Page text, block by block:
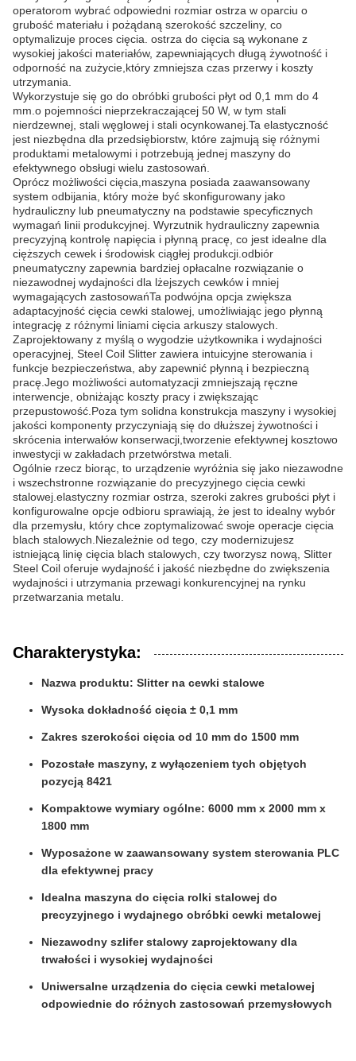
operatorom wybrać odpowiedni rozmiar ostrza w oparciu o
grubość materiału i pożądaną szerokość szczeliny, co
optymalizuje proces cięcia. ostrza do cięcia są wykonane z
wysokiej jakości materiałów, zapewniających długą żywotność i
odporność na zużycie,który zmniejsza czas przerwy i koszty
utrzymania.
Wykorzystuje się go do obróbki grubości płyt od 0,1 mm do 4
mm.o pojemności nieprzekraczającej 50 W, w tym stali
nierdzewnej, stali węglowej i stali ocynkowanej.Ta elastyczność
jest niezbędna dla przedsiębiorstw, które zajmują się różnymi
produktami metalowymi i potrzebują jednej maszyny do
efektywnego obsługi wielu zastosowań.
Oprócz możliwości cięcia,maszyna posiada zaawansowany
system odbijania, który może być skonfigurowany jako
hydrauliczny lub pneumatyczny na podstawie specyficznych
wymagań linii produkcyjnej. Wyrzutnik hydrauliczny zapewnia
precyzyjną kontrolę napięcia i płynną pracę, co jest idealne dla
cięższych cewek i środowisk ciągłej produkcji.odbiór
pneumatyczny zapewnia bardziej opłacalne rozwiązanie o
niezawodnej wydajności dla lżejszych cewków i mniej
wymagających zastosowańTa podwójna opcja zwiększa
adaptacyjność cięcia cewki stalowej, umożliwiając jego płynną
integrację z różnymi liniami cięcia arkuszy stalowych.
Zaprojektowany z myślą o wygodzie użytkownika i wydajności
operacyjnej, Steel Coil Slitter zawiera intuicyjne sterowania i
funkcje bezpieczeństwa, aby zapewnić płynną i bezpieczną
pracę.Jego możliwości automatyzacji zmniejszają ręczne
interwencje, obniżając koszty pracy i zwiększając
przepustowość.Poza tym solidna konstrukcja maszyny i wysokiej
jakości komponenty przyczyniają się do dłuższej żywotności i
skrócenia interwałów konserwacji,tworzenie efektywnej kosztowo
inwestycji w zakładach przetwórstwa metali.
Ogólnie rzecz biorąc, to urządzenie wyróżnia się jako niezawodne
i wszechstronne rozwiązanie do precyzyjnego cięcia cewki
stalowej.elastyczny rozmiar ostrza, szeroki zakres grubości płyt i
konfigurowalne opcje odbioru sprawiają, że jest to idealny wybór
dla przemysłu, który chce zoptymalizować swoje operacje cięcia
blach stalowych.Niezależnie od tego, czy modernizujesz
istniejącą linię cięcia blach stalowych, czy tworzysz nową, Slitter
Steel Coil oferuje wydajność i jakość niezbędne do zwiększenia
wydajności i utrzymania przewagi konkurencyjnej na rynku
przetwarzania metalu.
Charakterystyka:
Nazwa produktu: Slitter na cewki stalowe
Wysoka dokładność cięcia ± 0,1 mm
Zakres szerokości cięcia od 10 mm do 1500 mm
Pozostałe maszyny, z wyłączeniem tych objętych
pozycją 8421
Kompaktowe wymiary ogólne: 6000 mm x 2000 mm x
1800 mm
Wyposażone w zaawansowany system sterowania PLC
dla efektywnej pracy
Idealna maszyna do cięcia rolki stalowej do
precyzyjnego i wydajnego obróbki cewki metalowej
Niezawodny szlifer stalowy zaprojektowany dla
trwałości i wysokiej wydajności
Uniwersalne urządzenia do cięcia cewki metalowej
odpowiednie do różnych zastosowań przemysłowych